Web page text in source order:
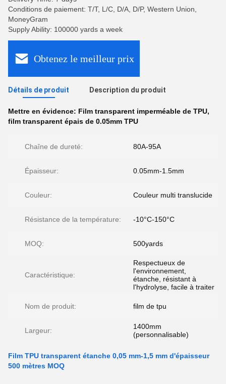
Conditions de paiement: T/T, L/C, D/A, D/P, Western Union,
MoneyGram
Supply Ability: 100000 yards a week
Obtenez le meilleur prix
Détails de produit Description du produit
Mettre en évidence: Film transparent imperméable de TPU,
film transparent épais de 0.05mm TPU
Chaîne de dureté: 80A-95A
Épaisseur: 0.05mm-1.5mm
Couleur: Couleur multi translucide
Résistance de la température: -10°C-150°C
MOQ: 500yards
Caractéristique:
Respectueux de
l'environnement,
étanche, résistant à
l'hydrolyse, facile à traiter
Nom de produit: film de tpu
Largeur:
1400mm
(personnalisable)
Film TPU transparent étanche 0,05 mm-1,5 mm d'épaisseur
500 mètres MOQ